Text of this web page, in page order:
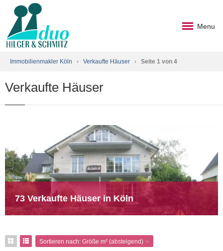
Menu
Immobilienmakler Köln › Verkaufte Häuser › Seite 1 von 4
Verkaufte Häuser
73 Verkaufte Häuser in Köln
Sortieren nach: Größe m² (absteigend)